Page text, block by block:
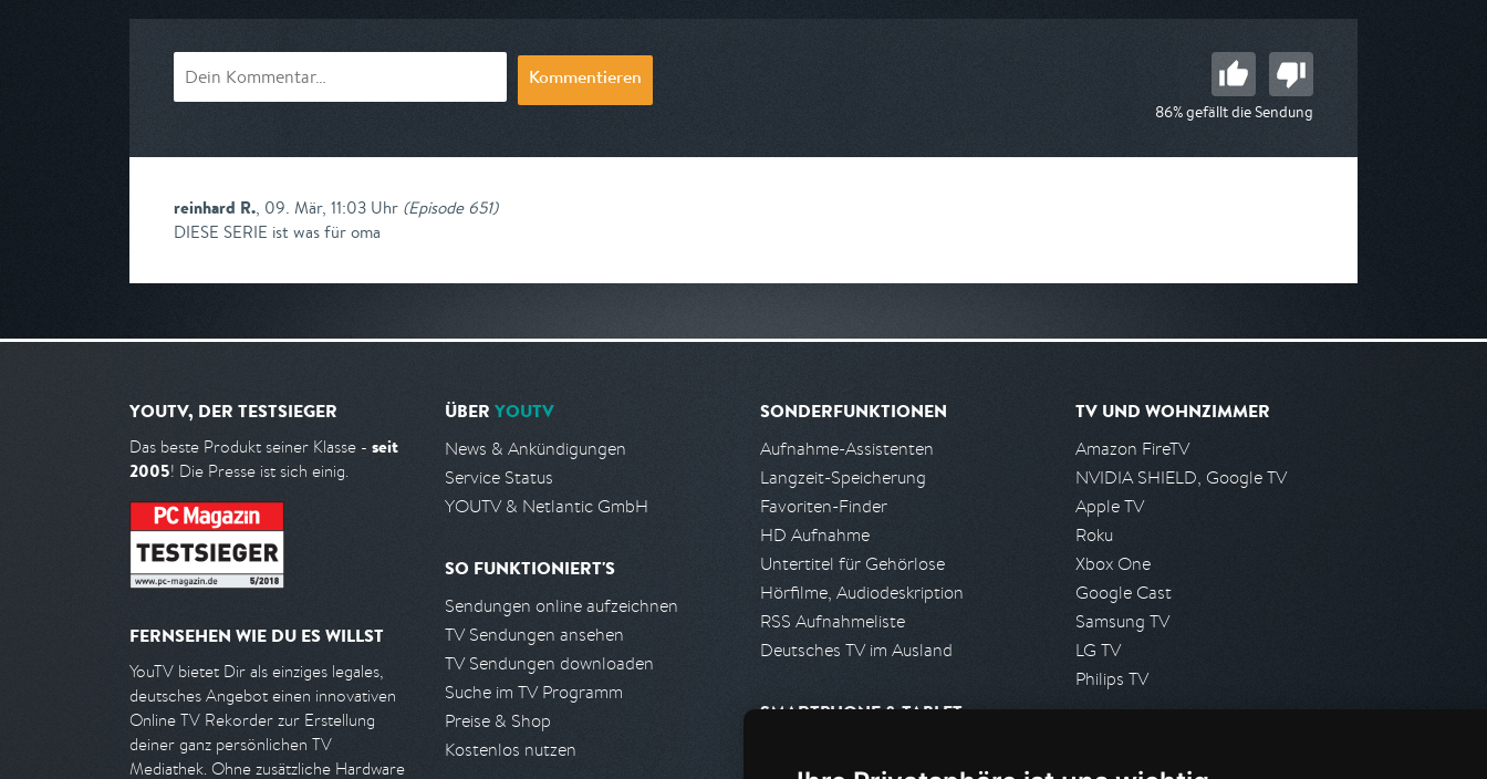
Kommentieren
86% gefällt die Sendung
reinhard R., 09. Mär, 11:03 Uhr (Episode 651)
DIESE SERIE ist was für oma
YOUTV, DER TESTSIEGER
Das beste Produkt seiner Klasse - seit
2005! Die Presse ist sich einig.
FERNSEHEN WIE DU ES WILLST
YouTV bietet Dir als einziges legales,
deutsches Angebot einen innovativen
Online TV Rekorder zur Erstellung
deiner ganz persönlichen TV
Mediathek. Ohne zusätzliche Hardware
ÜBER YOUTV
News & Ankündigungen
Service Status
YOUTV & Netlantic GmbH
SO FUNKTIONIERT'S
Sendungen online aufzeichnen
TV Sendungen ansehen
TV Sendungen downloaden
Suche im TV Programm
Preise & Shop
Kostenlos nutzen
SONDERFUNKTIONEN
Aufnahme-Assistenten
Langzeit-Speicherung
Favoriten-Finder
HD Aufnahme
Untertitel für Gehörlose
Hörfilme, Audiodeskription
RSS Aufnahmeliste
Deutsches TV im Ausland
SMARTPHONE & TABLET
TV UND WOHNZIMMER
Amazon FireTV
NVIDIA SHIELD, Google TV
Apple TV
Roku
Xbox One
Google Cast
Samsung TV
LG TV
Philips TV